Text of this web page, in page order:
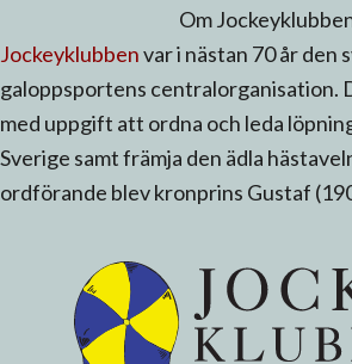
Om
Jockeyklubbenvar i nästan 70 år den
galoppsportens centralorganisation.
med uppgift att ordna och leda
Sverige samt främja den ädla
ordförande blev kronprins Gustaf